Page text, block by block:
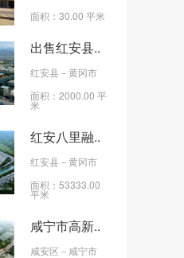
面积：30.00 平米
出售红安县..
红安县－黄冈市
面积：2000.00 平
米
红安八里融..
红安县－黄冈市
面积：53333.00
平米
咸宁市高新..
咸安区 －咸宁市